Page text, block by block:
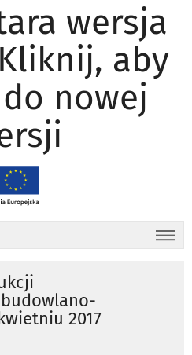
wersja
aby
nowej
2017